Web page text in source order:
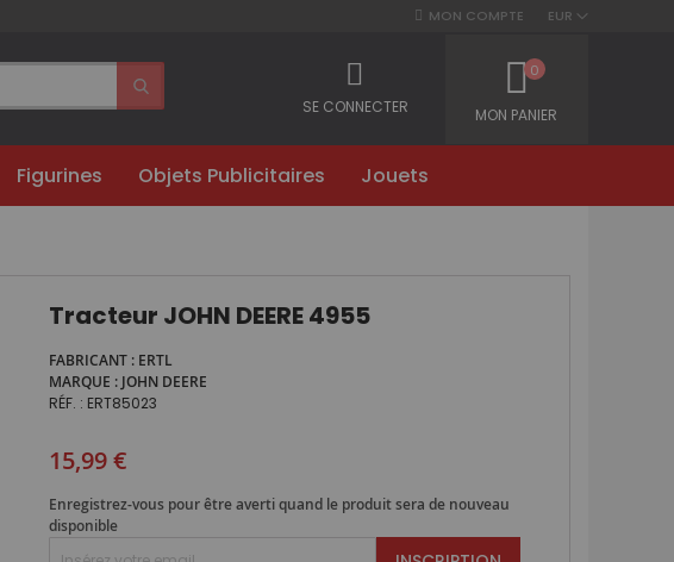
EUR
MON COMPTE
MON PANIER
0
SE CONNECTER
Figurines Objets Publicitaires Jouets
Tracteur JOHN DEERE 4955
FABRICANT
ERTL
MARQUE JOHN DEERE
RÉF.
ERT85023
15,99 €
Enregistrez-vous pour être averti quand le produit sera de nouveau
disponible